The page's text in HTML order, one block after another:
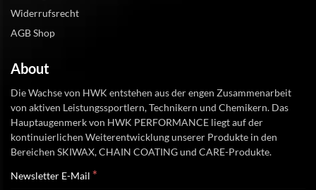
Widerrufsrecht
AGB Shop
About
Die Wachse von HWK entstehen aus der engen Zusammenarbeit
von aktiven Leistungssportlern, Technikern und Chemikern. Das
Hauptaugenmerk von HWK PERFORMANCE liegt auf der
kontinuierlichen Weiterentwicklung unserer Produkte in den
Bereichen SKIWAX, CHAIN COATING und CARE-Produkte.
Newsletter E-Mail *